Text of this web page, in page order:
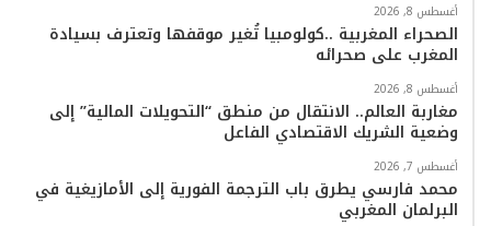
أغسطس 8, 2026
الصحراء المغربية ..كولومبيا تُغير موقفها وتعترف بسيادة
المغرب على صحرائه
أغسطس 8, 2026
مغاربة العالم.. الانتقال من منطق “التحويلات المالية” إلى
وضعية الشريك الاقتصادي الفاعل
أغسطس 7, 2026
محمد فارسي يطرق باب الترجمة الفورية إلى الأمازيغية في
البرلمان المغربي